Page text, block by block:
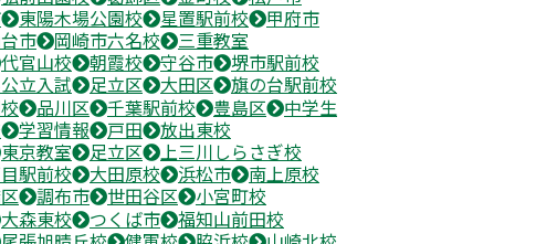
東陽木場公園校 星置駅前校
甲府市
市 岡崎市六名校
三重教室
代官山校 朝霞校 守谷市
堺市駅前校
立入試 足立区 大田区
旗の台駅前校
品川区 千葉駅前校 豊島区
中学生
学習情報 戸田
放出東校
東京教室 足立区
上三川しらさぎ校
駅前校 大田原校 浜松市
南上原校
調布市 世田谷区
小宮町校
大森東校 つくば市
福知山前田校